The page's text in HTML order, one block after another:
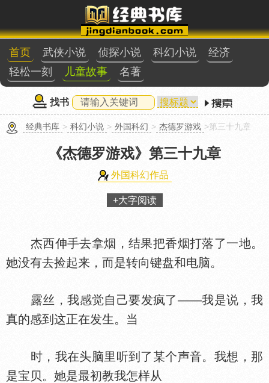
首页 武侠小说 侦探小说 科幻小说
经济
轻松一刻
儿童故事 名著
找书
经典书库 > 科幻小说 > 外国科幻 > 杰德罗游戏 >第三十九章
《杰德罗游戏》 第三十九章
外国科幻作品
+大字阅读
杰西伸手去拿烟，结果把香烟打落了一地。
她没有去捡起来，而是转向键盘和电脑。
露丝，我感觉自己要发疯了——我是说，我
真的感到这正在发生。当
时，我在头脑里听到了某个声音。我想，那
是宝贝。她是最初教我怎样从